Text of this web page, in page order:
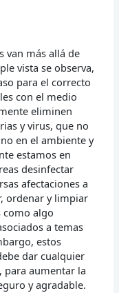
van más allá de
vista se observa,
para el correcto
con el medio
eliminen
y virus, que no
en el ambiente y
estamos en
desinfectar
afectaciones a
ordenar y limpiar
como algo
a temas
estos
dar cualquier
para aumentar la
y agradable.